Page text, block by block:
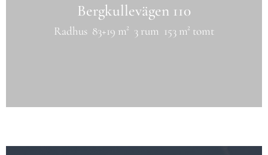
Bergkullevägen 110
Radhus 83+19 m² 3 rum 153 m² tomt